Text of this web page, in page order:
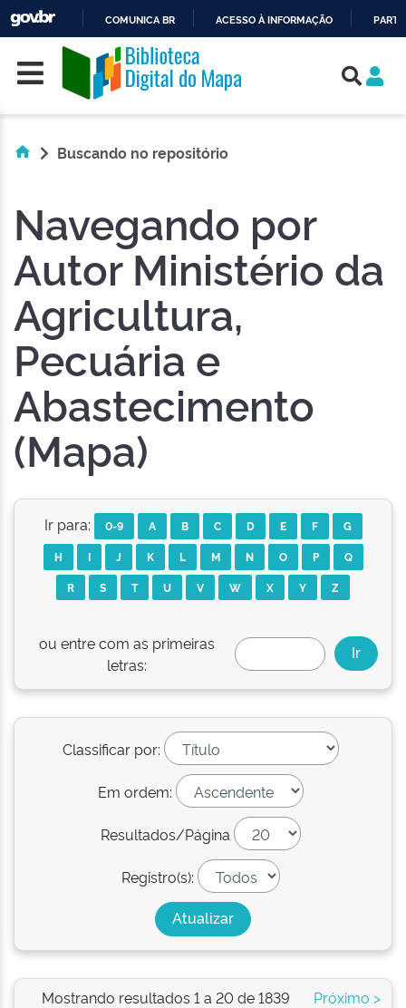
O
CONTEÚDO
COMUNICA BR ACESSO À INFORMAÇÃO
Skip navigation
Buscando no repositório
Navegando por
Autor Ministério da
Agricultura,
Pecuária e
Abastecimento
(Mapa)
Ir para: 0-9 A B C D E F
G
H
I J K L M N O P
Q
R
S T U V W X Y Z
ou entre com as primeiras
letras:
Classificar por:
Em ordem:
Resultados/Página
Registro(s):
Mostrando resultados 1 a 20 de 1839
Próximo >